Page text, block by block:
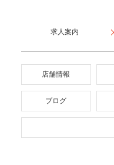
求人案内
店舗情報
ブログ